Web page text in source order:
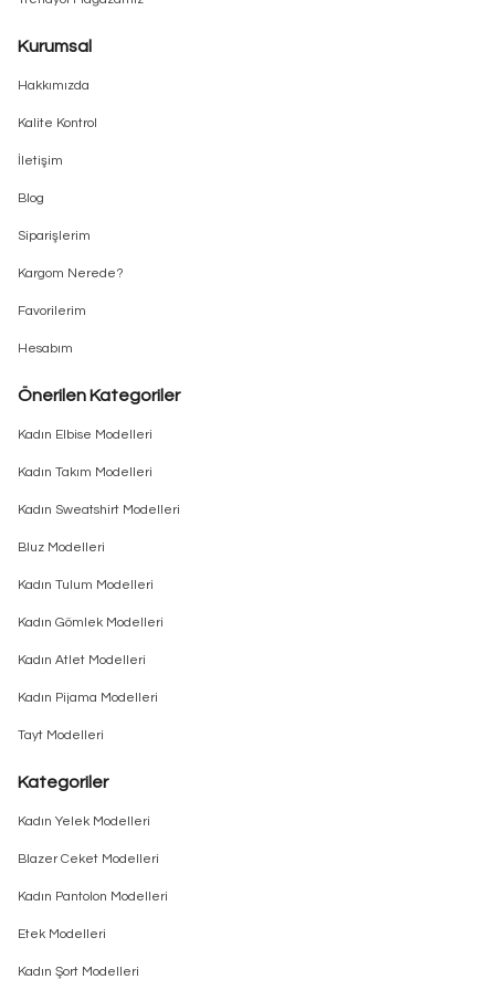
Kurumsal
Hakkımızda
Kalite Kontrol
İletişim
Blog
Siparişlerim
Kargom Nerede?
Favorilerim
Hesabım
Önerilen Kategoriler
Kadın Elbise Modelleri
Kadın Takım Modelleri
Kadın Sweatshirt Modelleri
Bluz Modelleri
Kadın Tulum Modelleri
Kadın Gömlek Modelleri
Kadın Atlet Modelleri
Kadın Pijama Modelleri
Tayt Modelleri
Kategoriler
Kadın Yelek Modelleri
Blazer Ceket Modelleri
Kadın Pantolon Modelleri
Etek Modelleri
Kadın Şort Modelleri